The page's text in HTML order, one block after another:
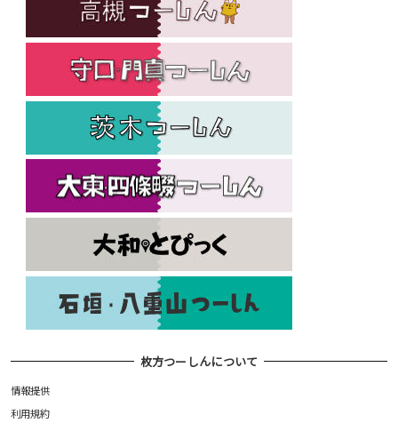
枚方つーしんについて
情報提供
利用規約